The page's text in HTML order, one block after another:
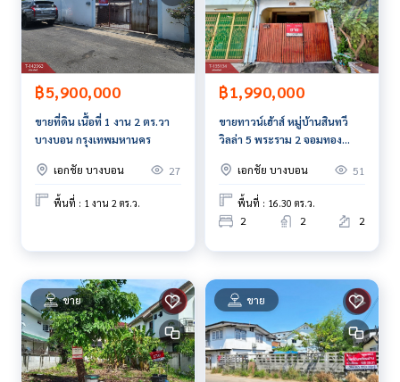
www.tb.co.th
The Best Property Agent CO,.LTD. ผู้นำด้านธุรกิจนายหน้า ตัวแ
ทนอสังหาริมทรัพย์ครบวงจร ด้วยความเป็นมืออาชีพ ใช้เทคโนโล
ยี และ นวัตกรรมที่สร้างสรรค์ เพื่อส่งมอบบริการที่ดีที่สุดเพื่อคุณ ใ
฿5,900,000
ขายที่ดิน เนื้อที่ 1 งาน 2 ตร.วา
บางบอน กรุงเทพมหานคร
เอกชัย บางบอน 27
พื้นที่ : 1 งาน 2 ตร.ว.
฿1,990,000
ขายทาวน์เฮ้าส์ หมู่บ้านสินทวี
วิลล่า 5 พระราม 2 จอมทอง
เอกชัย บางบอน
51
พื้นที่ : 16.30 ตร.ว.
2 2 2
ขาย ขาย